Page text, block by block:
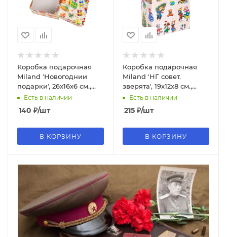
Коробка подарочная
Miland 'Новогоднии
подарки', 26х16х6 см.,
прямоугольная (Серия
5в1), 1666
Есть в наличии
140 ₽/шт
В КОРЗИНУ
Коробка подарочная
Miland 'НГ совет.
зверята', 19х12х8 см.,
прямоугольная (Серия
3в1), картон, 1277
Есть в наличии
215 ₽/шт
В КОРЗИНУ